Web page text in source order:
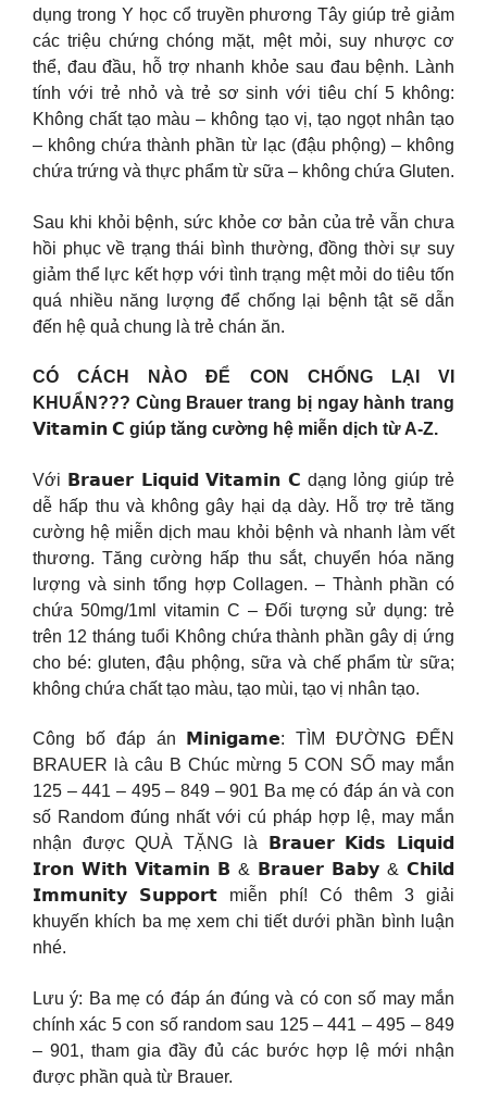
dụng trong Y học cổ truyền phương Tây giúp trẻ giảm
các triệu chứng chóng mặt, mệt mỏi, suy nhược cơ
thể, đau đầu, hỗ trợ nhanh khỏe sau đau bệnh. Lành
tính với trẻ nhỏ và trẻ sơ sinh với tiêu chí 5 không:
Không chất tạo màu – không tạo vị, tạo ngọt nhân tạo
– không chứa thành phần từ lạc (đậu phộng) – không
chứa trứng và thực phẩm từ sữa – không chứa Gluten.
Sau khi khỏi bệnh, sức khỏe cơ bản của trẻ vẫn chưa
hồi phục về trạng thái bình thường, đồng thời sự suy
giảm thể lực kết hợp với tình trạng mệt mỏi do tiêu tốn
quá nhiều năng lượng để chống lại bệnh tật sẽ dẫn
đến hệ quả chung là trẻ chán ăn.
CÓ CÁCH NÀO ĐỂ CON CHỐNG LẠI VI
KHUẨN??? Cùng Brauer trang bị ngay hành trang
𝗩𝗶𝘁𝗮𝗺𝗶𝗻 𝗖 giúp tăng cường hệ miễn dịch từ A-Z.
Với 𝗕𝗿𝗮𝘂𝗲𝗿 𝗟𝗶𝗾𝘂𝗶𝗱 𝗩𝗶𝘁𝗮𝗺𝗶𝗻 𝗖 dạng lỏng giúp trẻ
dễ hấp thu và không gây hại dạ dày. Hỗ trợ trẻ tăng
cường hệ miễn dịch mau khỏi bệnh và nhanh làm vết
thương. Tăng cường hấp thu sắt, chuyển hóa năng
lượng và sinh tổng hợp Collagen. – Thành phần có
chứa 50mg/1ml vitamin C – Đối tượng sử dụng: trẻ
trên 12 tháng tuổi Không chứa thành phần gây dị ứng
cho bé: gluten, đậu phộng, sữa và chế phẩm từ sữa;
không chứa chất tạo màu, tạo mùi, tạo vị nhân tạo.
Công bố đáp án 𝗠𝗶𝗻𝗶𝗴𝗮𝗺𝗲: TÌM ĐƯỜNG ĐẾN
BRAUER là câu B Chúc mừng 5 CON SỐ may mắn
125 – 441 – 495 – 849 – 901 Ba mẹ có đáp án và con
số Random đúng nhất với cú pháp hợp lệ, may mắn
nhận được QUÀ TẶNG là 𝗕𝗿𝗮𝘂𝗲𝗿 𝗞𝗶𝗱𝘀 𝗟𝗶𝗾𝘂𝗶𝗱
𝗜𝗿𝗼𝗻 𝗪𝗶𝘁𝗵 𝗩𝗶𝘁𝗮𝗺𝗶𝗻 𝗕 & 𝗕𝗿𝗮𝘂𝗲𝗿 𝗕𝗮𝗯𝘆 & 𝗖𝗵𝗶𝗹𝗱
𝗜𝗺𝗺𝘂𝗻𝗶𝘁𝘆 𝗦𝘂𝗽𝗽𝗼𝗿𝘁 miễn phí! Có thêm 3 giải
khuyến khích ba mẹ xem chi tiết dưới phần bình luận
nhé.
Lưu ý: Ba mẹ có đáp án đúng và có con số may mắn
chính xác 5 con số random sau 125 – 441 – 495 – 849
– 901, tham gia đầy đủ các bước hợp lệ mới nhận
được phần quà từ Brauer.